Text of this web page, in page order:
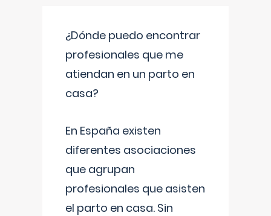
¿Dónde puedo encontrar
profesionales que me
atiendan en un parto en
casa?
En España existen
diferentes asociaciones
que agrupan
profesionales que asisten
el parto en casa. Sin